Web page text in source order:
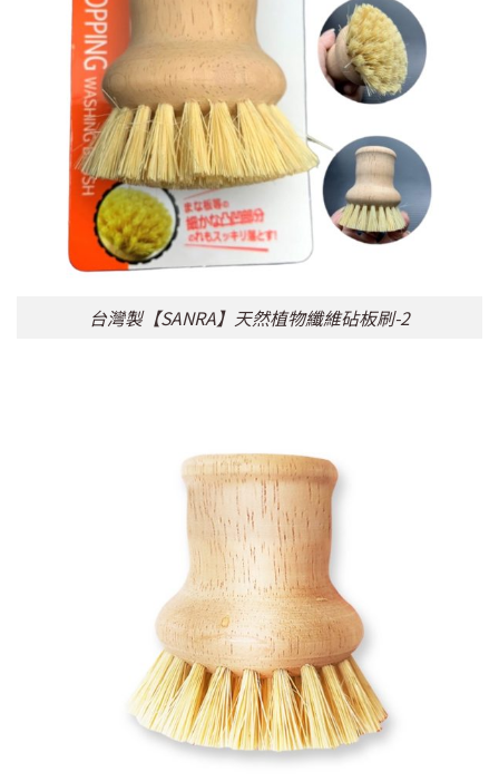
台灣製【SANRA】天然植物纖維砧板刷-2